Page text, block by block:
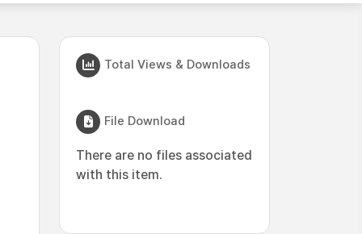
Total Views & Downloads
File Download
There are no files associated
with this item.